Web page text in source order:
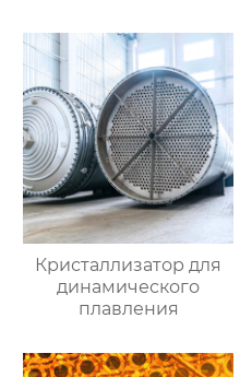
Кристаллизатор для
динамического
плавления